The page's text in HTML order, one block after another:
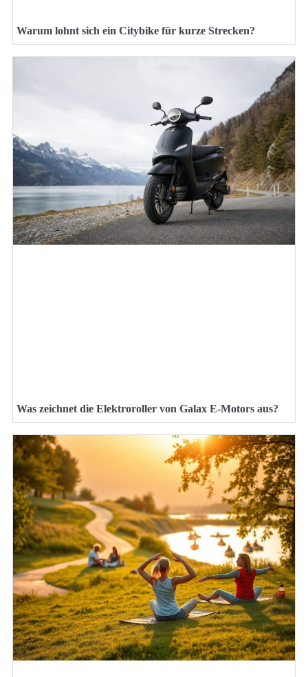
Warum lohnt sich ein Citybike für kurze Strecken?
Was zeichnet die Elektroroller von Galax E-Motors aus?